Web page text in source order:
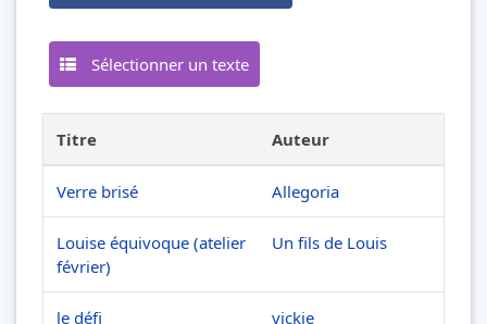
Sélectionner un texte
Titre Auteur
Verre brisé Allegoria
Louise équivoque (atelier
février)
Un fils de Louis
le défi vickie